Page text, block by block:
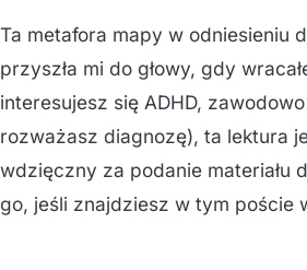
Ta metafora mapy w odniesieniu
przyszła mi do głowy, gdy
interesujesz się ADHD,
rozważasz diagnozę), ta lektura
wdzięczny za podanie materiału
go, jeśli znajdziesz w tym poście